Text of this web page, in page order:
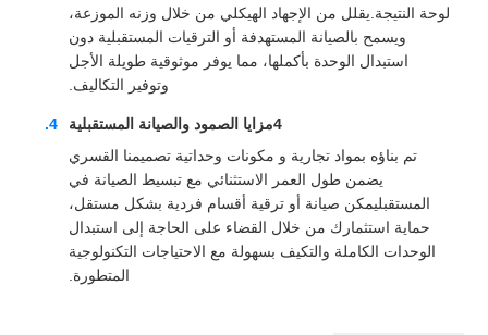
لوحة النتيجة.يقلل من الإجهاد الهيكلي من خلال وزنه الموزعة،
ويسمح بالصيانة المستهدفة أو الترقيات المستقبلية دون
استبدال الوحدة بأكملها، مما يوفر موثوقية طويلة الأجل
وتوفير التكاليف.
4مزايا الصمود والصيانة المستقبلية
تم بناؤه بمواد تجارية و مكونات وحداتية تصميمنا القسري
يضمن طول العمر الاستثنائي مع تبسيط الصيانة في
المستقبليمكن صيانة أو ترقية أقسام فردية بشكل مستقل،
حماية استثمارك من خلال القضاء على الحاجة إلى استبدال
الوحدات الكاملة والتكيف بسهولة مع الاحتياجات التكنولوجية
المتطورة.